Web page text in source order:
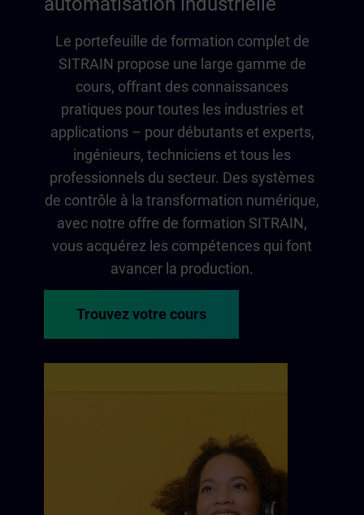
Le portefeuille de formation complet de
SITRAIN propose une large gamme de
cours, offrant des connaissances
pratiques pour toutes les industries et
applications – pour débutants et experts,
ingénieurs, techniciens et tous les
professionnels du secteur. Des systèmes
de contrôle à la transformation numérique,
avec notre offre de formation SITRAIN,
vous acquérez les compétences qui font
avancer la production.
Trouvez votre cours